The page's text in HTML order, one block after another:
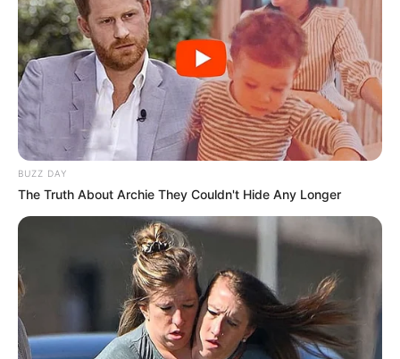
Bikin Ngakak, 10 Potret
Cosplay Murah Pakai Bahan
Seadanya
Anti Mainstream, 10 Cara
Membawa Barang Belanjaan
Versi Warga Thailand
BUZZ DAY
The Truth About Archie They Couldn't Hide Any Longer